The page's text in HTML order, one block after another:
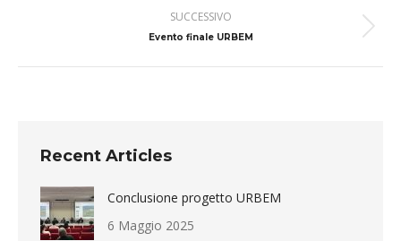
SUCCESSIVO
Prossimo
Evento finale URBEM
Recent Articles
Conclusione progetto URBEM
6 Maggio 2025